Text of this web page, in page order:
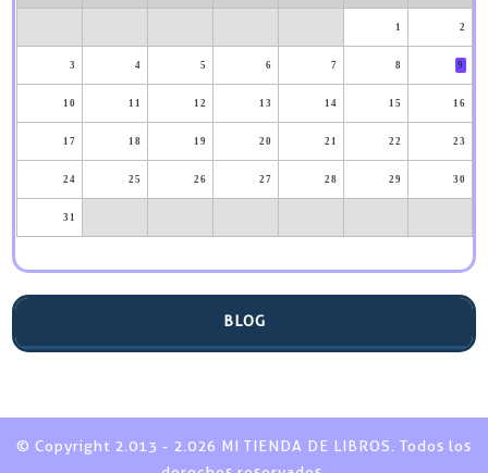
1 2
3 4 5 6 7 8 9
10 11 12 13 14 15 16
17 18 19 20 21 22 23
24 25 26 27 28 29 30
31
BLOG
© Copyright 2.013 - 2.026 MI TIENDA DE LIBROS. Todos los